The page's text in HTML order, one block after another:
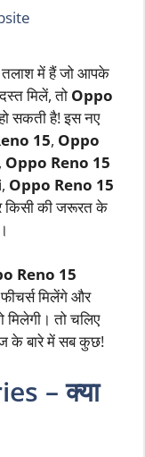
तलाश में हैं जो आपके
मिलें, तो Oppo
सकती है! इस नए
15, Oppo
, Oppo Reno 15
, Oppo Reno 15
किसी की जरूरत के
Reno 15
मिलेंगे और
तो चलिए
के बारे में सब कुछ!
– क्या